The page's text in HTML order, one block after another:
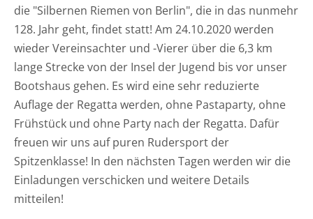
die "Silbernen Riemen von Berlin", die in das nunmehr
128. Jahr geht, findet statt! Am 24.10.2020 werden
wieder Vereinsachter und -Vierer über die 6,3 km
lange Strecke von der Insel der Jugend bis vor unser
Bootshaus gehen. Es wird eine sehr reduzierte
Auflage der Regatta werden, ohne Pastaparty, ohne
Frühstück und ohne Party nach der Regatta. Dafür
freuen wir uns auf puren Rudersport der
Spitzenklasse! In den nächsten Tagen werden wir die
Einladungen verschicken und weitere Details
mitteilen!